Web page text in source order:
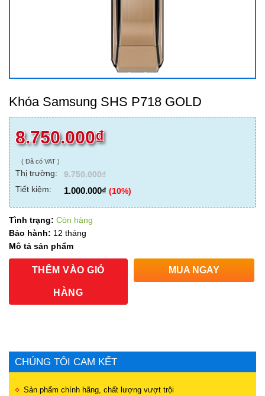
Khóa Samsung SHS P718 GOLD
8.750.000₫
( Đã có VAT )
Thị trường: 9.750.000₫
Tiết kiệm:
1.000.000₫ (10%)
Tình trạng: Còn hàng
Bảo hành: 12 tháng
Mô tả sản phẩm
THÊM VÀO GIỎ
HÀNG
MUA NGAY
CHÚNG TÔI CAM KẾT
Sản phẩm chính hãng, chất lượng vượt trội